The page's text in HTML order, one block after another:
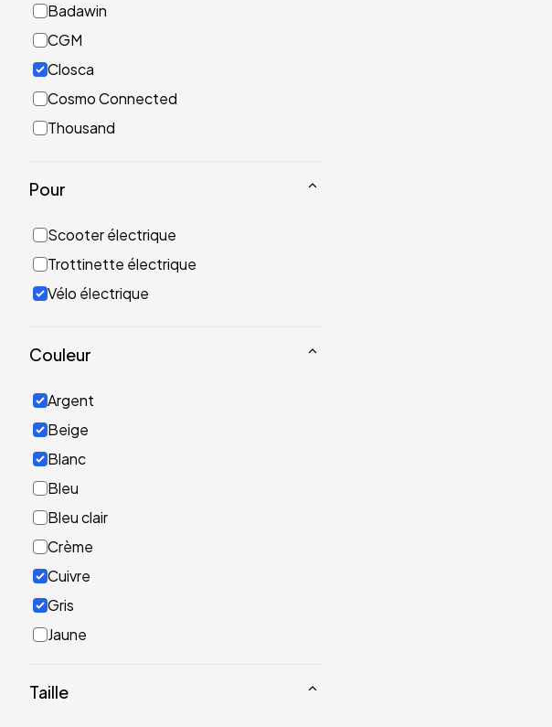
Badawin
CGM
Closca
Cosmo Connected
Thousand
Pour
Scooter électrique
Trottinette électrique
Vélo électrique
Couleur
Argent
Beige
Blanc
Bleu
Bleu clair
Crème
Cuivre
Gris
Jaune
Or
Taille